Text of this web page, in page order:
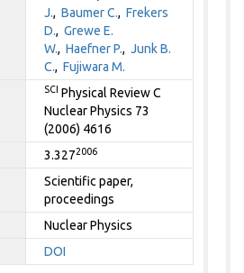
J.,Baumer C.,Frekers
D.,Grewe E.
W.,Haefner P.,Junk B.
C.,Fujiwara M.
SCI Physical Review C
Nuclear Physics 73
(2006) 4616
3.3272006
Scientific paper,
proceedings
Nuclear Physics
DOI